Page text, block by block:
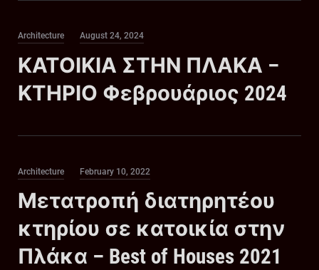
Category
Architecture
Posted
August 24, 2024
ΚΑΤΟΙΚΙΑ ΣΤΗΝ ΠΛΑΚΑ –
ΚΤΗΡΙΟ Φεβρουάριος 2024
Category
Architecture
Posted
February 10, 2022
Μετατροπή διατηρητέου
κτηρίου σε κατοικία στην
Πλάκα – Best of Houses 2021